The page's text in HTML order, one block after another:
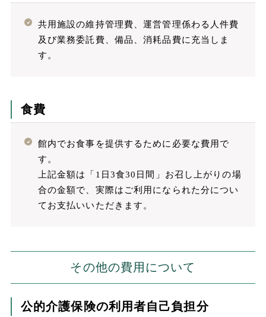
共用施設の維持管理費、運営管理係わる人件費
及び業務委託費、備品、消耗品費に充当しま
す。
食費
館内でお食事を提供するために必要な費用で
す。
上記金額は「1日3食30日間」お召し上がりの場
合の金額で、実際はご利用になられた分につい
てお支払いいただきます。
その他の費用について
公的介護保険の利用者自己負担分